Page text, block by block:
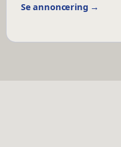
Seannoncering →